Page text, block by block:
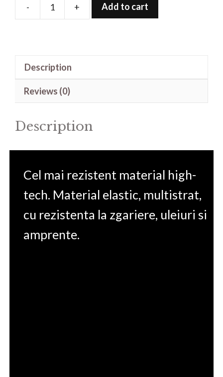
-
Folie
+ Add to cart
Description
Reviews (0)
Description
Cel mai rezistent material high-
tech. Material elastic, multistrat,
cu rezistenta la zgariere, uleiuri si
amprente.